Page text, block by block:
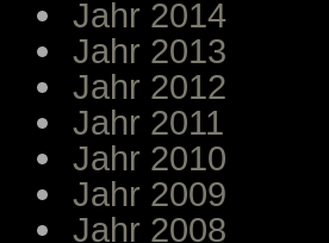
Jahr 2014
Jahr 2013
Jahr 2012
Jahr 2011
Jahr 2010
Jahr 2009
Jahr 2008